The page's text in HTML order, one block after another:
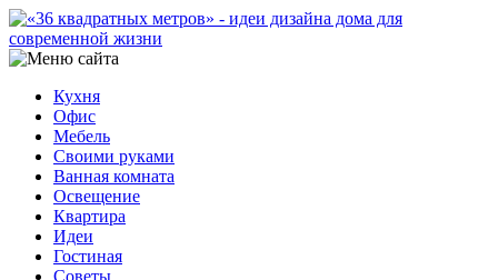
Кухня
Офис
Мебель
Своими руками
Ванная комната
Освещение
Квартира
Идеи
Гостиная
Советы